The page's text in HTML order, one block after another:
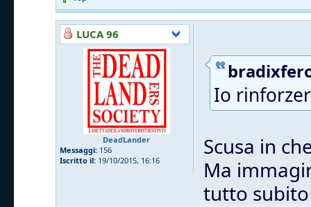
LUCA 96
DeadLander
Messaggi: 156
Iscritto il: 19/10/2015, 16:16
Io
Scusa in
Ma
tutto